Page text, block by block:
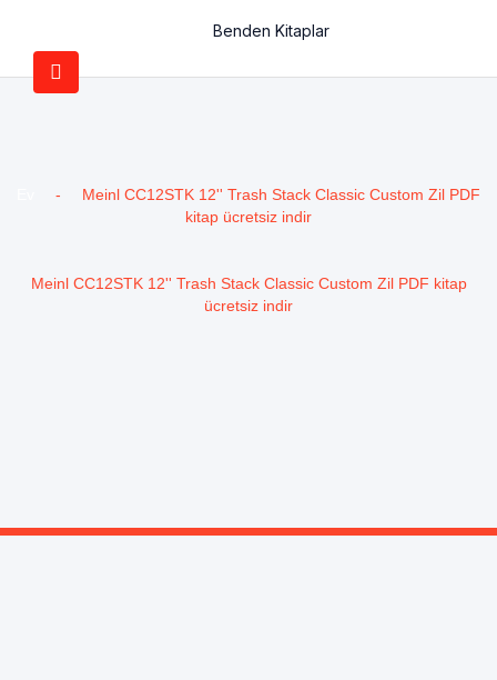
Benden Kitaplar
-
Meinl CC12STK 12'' Trash Stack Classic Custom Zil PDF
kitap ücretsiz indir
Meinl CC12STK 12'' Trash Stack Classic Custom Zil PDF kitap
ücretsiz indir